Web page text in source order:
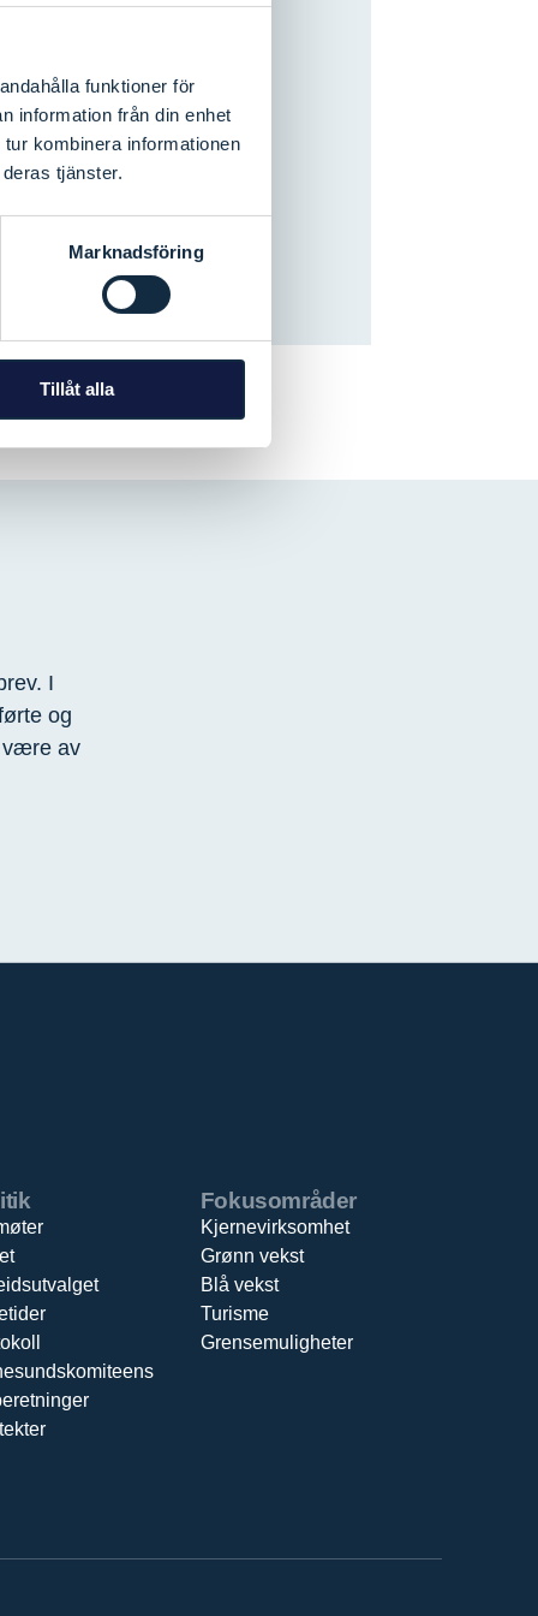
funktioner för
information från din enhet
kombinera informationen
tjänster.
Marknadsföring
Tillåt alla
I
og
være av
Fokusområder
Kjernevirksomhet
Grønn vekst
Blå vekst
Turisme
Grensemuligheter